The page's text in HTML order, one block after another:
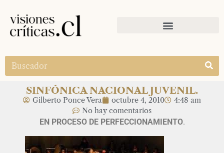
SINFÓNICA NACIONAL JUVENIL.
Gilberto Ponce Vera octubre 4, 2010
4:48 am
No hay comentarios
EN PROCESO DE PERFECCIONAMIENTO.